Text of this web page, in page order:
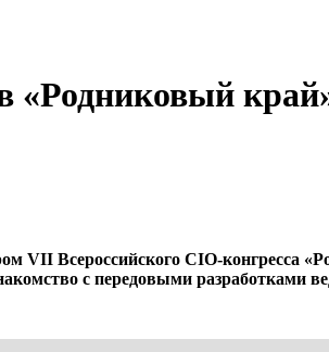
«Родниковый
VII Всероссийского CIO-конгресса
с передовыми